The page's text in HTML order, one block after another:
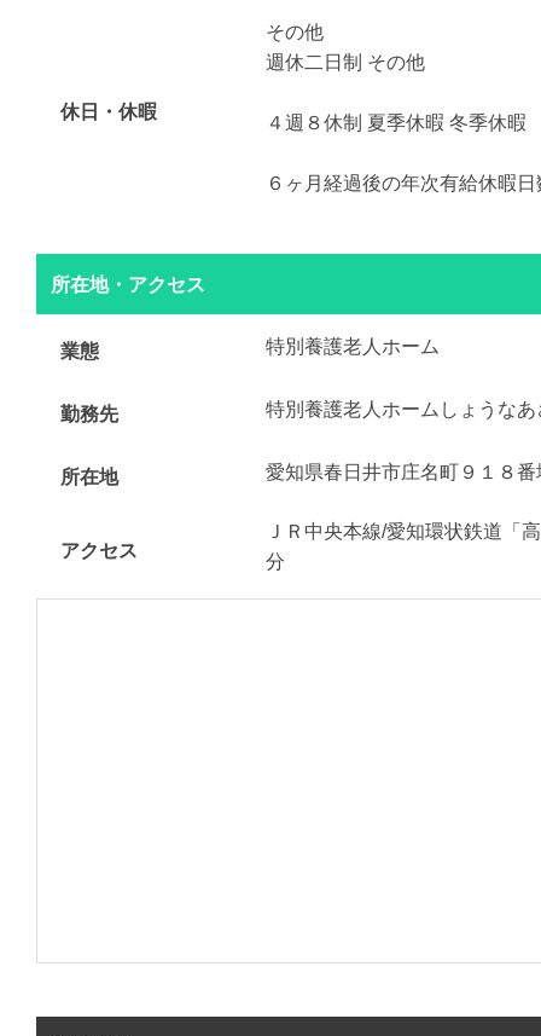
休日・休暇
その他
週休二日制 その他
４週８休制 夏季休暇 冬季休暇
６ヶ月経過後の年次有給休暇
所在地・アクセス
業態 特別養護老人ホーム
勤務先 特別養護老人ホームしょうなあ
所在地 愛知県春日井市庄名町９１８番
アクセス
ＪＲ中央本線/愛知環状鉄道「
分